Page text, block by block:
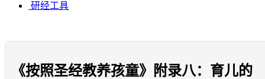
研经工具
《按照圣经教养孩童》附录八：育儿的